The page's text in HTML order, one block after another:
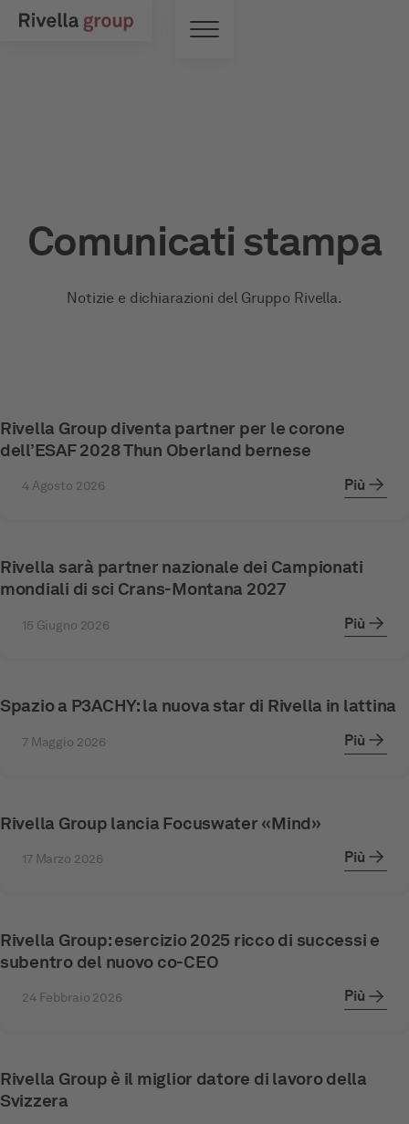
Vai al contenuto principale
Interruttore di menu
Comunicati stampa
Notizie e dichiarazioni del Gruppo Rivella.
Rivella Group diventa partner per le corone
dell’ESAF 2028 Thun Oberland bernese
4 Agosto 2026 Più
Rivella sarà partner nazionale dei Campionati
mondiali di sci Crans-Montana 2027
15 Giugno 2026 Più
Spazio a P3ACHY: la nuova star di Rivella in lattina
7 Maggio 2026 Più
Rivella Group lancia Focuswater «Mind»
17 Marzo 2026 Più
Rivella Group: esercizio 2025 ricco di successi e
subentro del nuovo co-CEO
24 Febbraio 2026 Più
Rivella Group è il miglior datore di lavoro della
Svizzera